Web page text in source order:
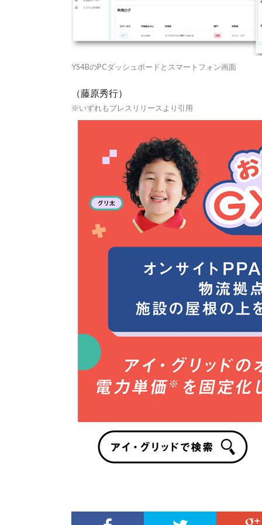
YS4BのPCダッシュボードとスマートフォン画面
（藤原秀行）
※いずれもプレスリリースより引用